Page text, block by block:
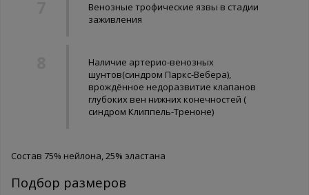
Венозные трофические язвы в стадии
заживления
Наличие артерио-венозных
шунтов(синдром Паркс-Вебера),
врождённое недоразвитие клапанов
глубоких вен нижних конечностей (
синдром Клиппель-Треноне)
Состав 75% нейлона, 25% эластана
Подбор размеров